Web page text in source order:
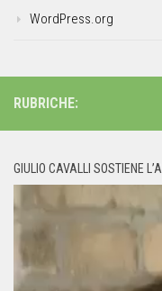
WordPress.org
RUBRICHE:
GIULIO CAVALLI SOSTIENE
Player